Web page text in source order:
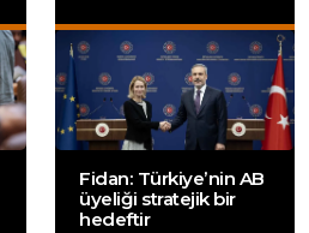
Fidan: Türkiye’nin AB
üyeliği stratejik bir
hedeftir